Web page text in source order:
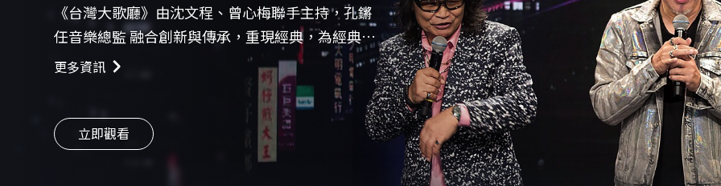
《台灣大歌廳》由沈文程、曾心梅聯手主持，孔鏘
任音樂總監 融合創新與傳承，重現經典，為經典注
入新活力！ 每週六晚間7點【信吉衛視】82頻道
更多資訊
立即觀看